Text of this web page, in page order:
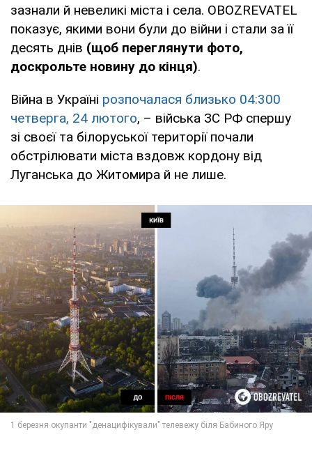
зазнали й невеликі міста і села. OBOZREVATEL
показує, якими вони були до війни і стали за її
десять днів (щоб переглянути фото,
доскрольте новину до кінця).
Війна в Україні розпочалася близько 04:300
четверга, 24 лютого, – війська ЗС РФ спершу
зі своєї та білоруської території почали
обстрілювати міста вздовж кордону від
Луганська до Житомира й не лише.